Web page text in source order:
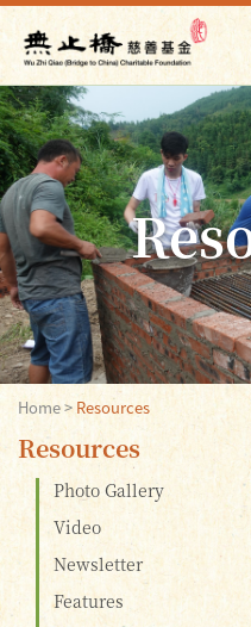
Home> Resources
Resources
Photo Gallery
Video
Newsletter
Features